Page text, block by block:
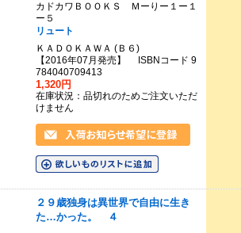
カドカワＢＯＯＫＳ Ｍーりー１ー１
ー５
リュート
ＫＡＤＯＫＡＷＡ (Ｂ６)
【2016年07月発売】 ISBNコード 9
784040709413
1,320円
在庫状況：品切れのためご注文いただ
けません
２９歳独身は異世界で自由に生き
た…かった。 ４